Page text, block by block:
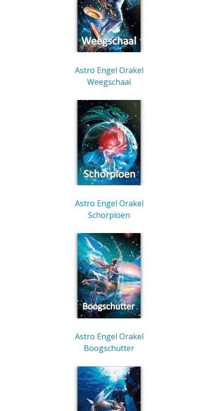
Astro Engel Orakel
Weegschaal
Astro Engel Orakel
Schorpioen
Astro Engel Orakel
Boogschutter